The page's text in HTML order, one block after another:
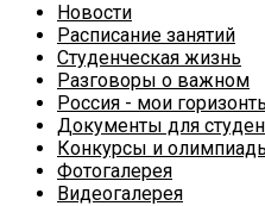
Новости
Расписание занятий
Студенческая жизнь
Разговоры о важном
Россия - мои
Документы для
Конкурсы и
Фотогалерея
Видеогалерея